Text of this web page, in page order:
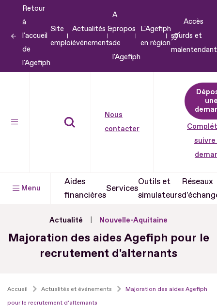
contenu
Retour
à
l'accueil
de
l'Agefiph
Site
emploi
Actualités &
événements
A
propos
de
l'Agefiph
L'Agefiph
en région
Accès
sourds et
Nous
contacter
suivre
Menu
Aides
financières
Services
Outils et
simulateurs
Réseaux
Actualité Nouvelle-Aquitaine
Majoration des aides Agefiph pour le
recrutement d'alternants
Accueil Actualités et événements
Majoration des aides Agefiph
pour le recrutement d'alternants